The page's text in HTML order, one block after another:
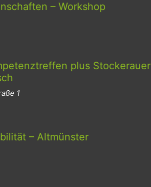
– Workshop
plus Stockerauer
1
– Altmünster